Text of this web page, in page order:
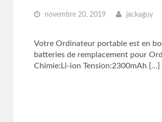
novembre 20, 2019 jackaguy
Votre Ordinateur portable est en
batteries de remplacement pour
Chimie:Li-ion Tension:2300mAh […]